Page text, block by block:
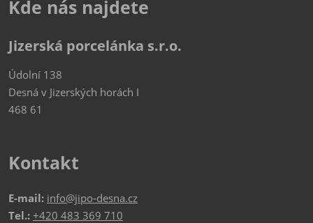
Kde nás najdete
Jizerská porcelánka s.r.o.
Údolní 138
Desná v Jizerských horách I
468 61
Kontakt
E-mail: info@jipo-desna.cz
Tel.: +420 483 369 710